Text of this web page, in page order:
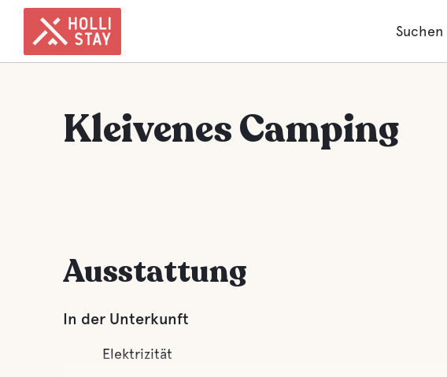
Suchen
Kleivenes Camping
Ausstattung
In der Unterkunft
Elektrizität